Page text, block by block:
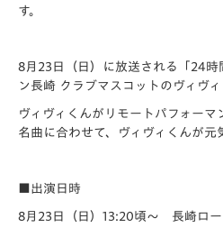
す。
8月23日（日）に放送される「24時
ン長崎 クラブマスコットのヴィヴ
ヴィヴィくんがリモートパフォー
名曲に合わせて、ヴィヴィくんが元
■出演日時
8月23日（日）13:20頃～ 長崎